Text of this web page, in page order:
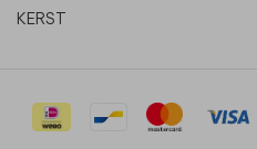
KERST